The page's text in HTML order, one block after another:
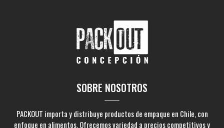
SOBRE NOSOTROS
PACKOUT importa y distribuye productos de empaque en Chile, con
enfoque en alimentos. Ofrecemos variedad a precios competitivos y